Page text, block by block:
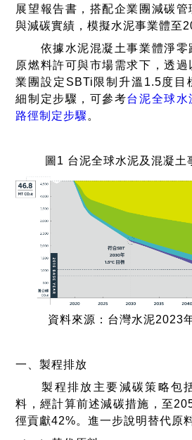
展望報告書，搭配企業團減碳
與減碳實績，模擬水泥事業體至
依據水泥混凝土事業體淨零
原燃料許可與市場需求下，透
業團設定SBTi限制升溫1.5度目
細制定步驟，可參考台泥全球水
路徑制定步驟 。
圖1 台泥全球水泥及混凝土
資料來源：台灣水泥2023
一、製程排放
製程排放主要減碳策略包
料，經計算前述減碳措施，至
徑貢獻42%。進一步說明替代原